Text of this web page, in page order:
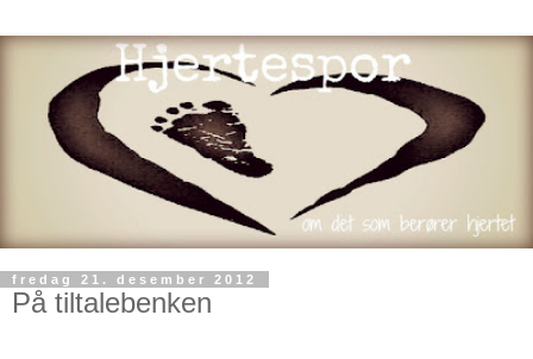
fredag 21. desember 2012
På tiltalebenken